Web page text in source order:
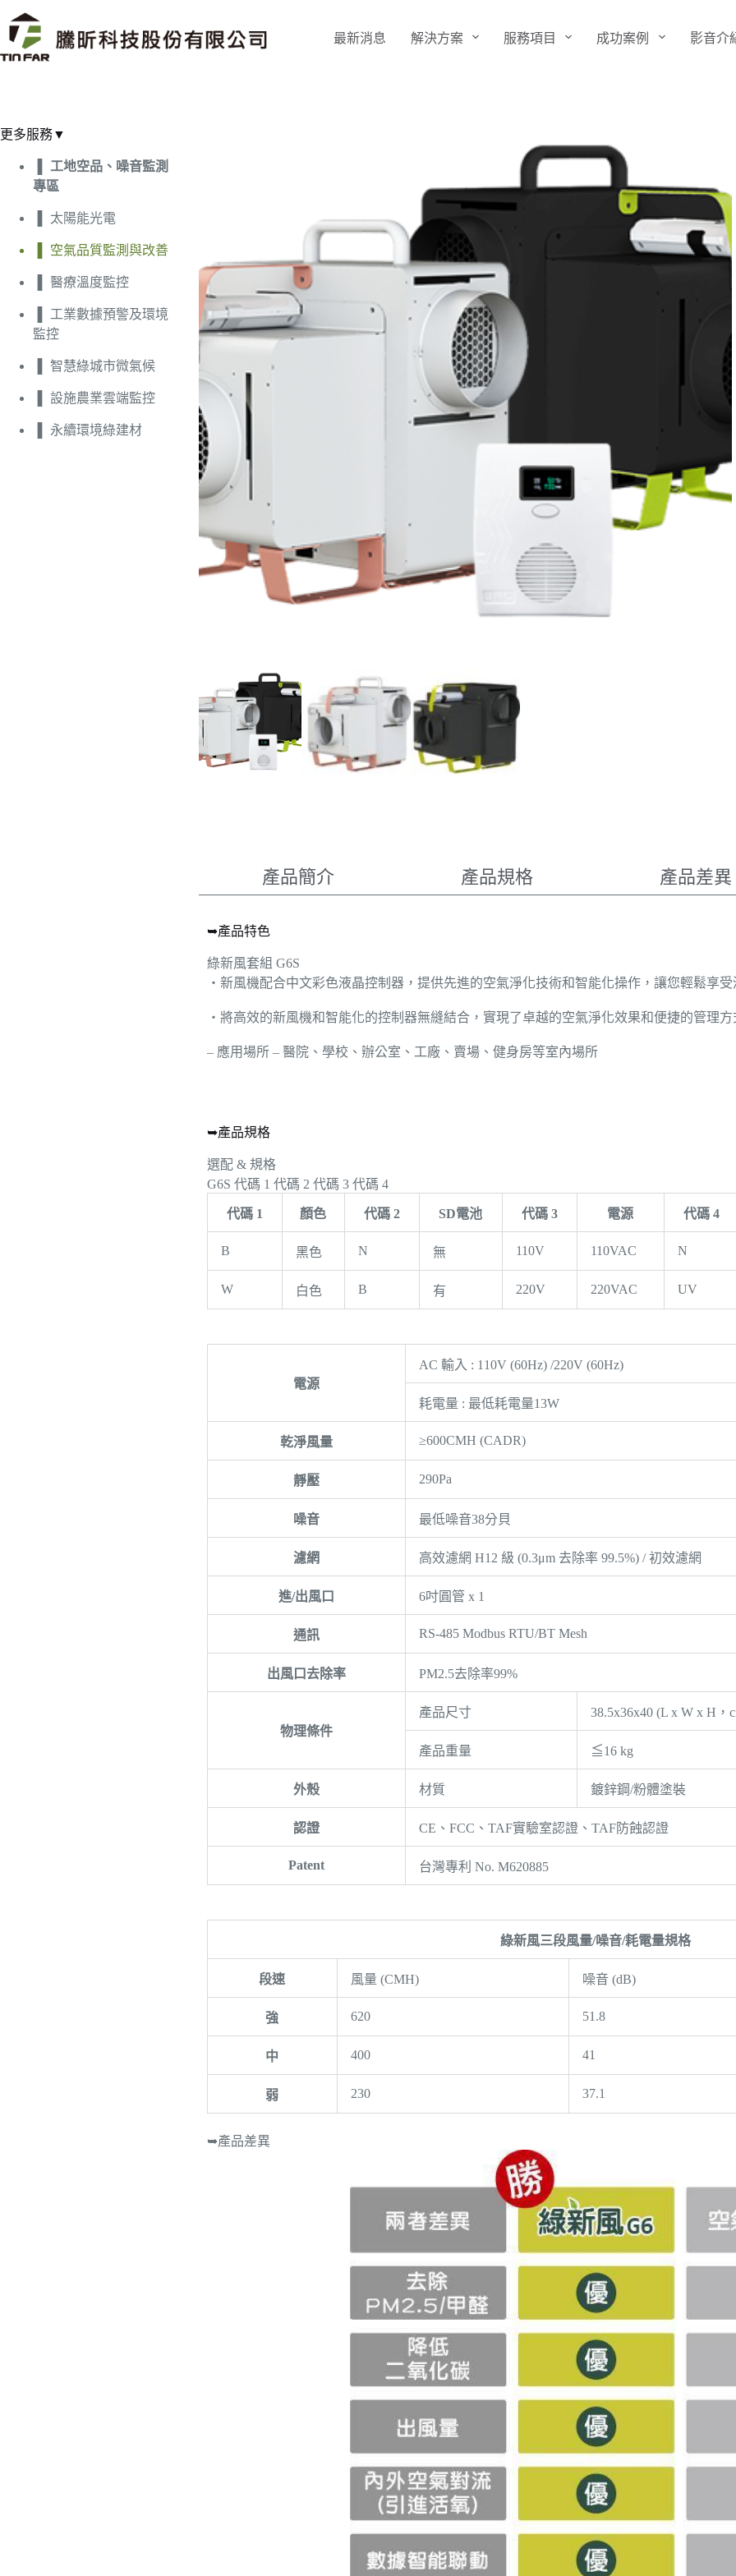
最新消息 解決方案 服務項目 成功案例 影音介
產品簡介 產品規格 產品差異
➥產品特色
綠新風套組 G6S
‧新風機配合中文彩色液晶控制器，提供先進的空氣淨化技術和智能化操作，讓您輕鬆享
‧將高效的新風機和智能化的控制器無縫結合，實現了卓越的空氣淨化效果和便捷的管理
– 應用場所 – 醫院、學校、辦公室、工廠、賣場、健身房等室內場所
➥產品規格
選配 & 規格
G6S 代碼 1 代碼 2 代碼 3 代碼 4
代碼 1 顏色 代碼 2 SD電池 代碼 3 電源 代碼 4
B 黑色 N 無 110V 110VAC N
W 白色 B 有 220V 220VAC UV
電源
AC 輸入 : 110V (60Hz) /220V (60Hz)
耗電量 : 最低耗電量13W
乾淨風量 ≥600CMH (CADR)
靜壓 290Pa
噪音 最低噪音38分貝
濾網 高效濾網 H12 級 (0.3μm 去除率 99.5%) / 初效濾網
進/出風口 6吋圓管 x 1
通訊 RS-485 Modbus RTU/BT Mesh
出風口去除率 PM2.5去除率99%
物理條件
產品尺寸 38.5x36x40 (L x W x H，
產品重量 ≦16 kg
外殼 材質 鍍鋅鋼/粉體塗裝
認證 CE、FCC、TAF實驗室認證、TAF防蝕認證
Patent 台灣專利 No. M620885
綠新風三段風量/噪音/耗電量規格
段速 風量 (CMH) 噪音 (dB)
強 620 51.8
中 400 41
弱 230 37.1
➥產品差異
更多服務▼
工地空品、噪音監測
專區
太陽能光電
空氣品質監測與改善
醫療溫度監控
工業數據預警及環境
監控
智慧綠城市微氣候
設施農業雲端監控
永續環境綠建材